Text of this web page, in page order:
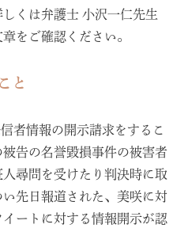
くは弁護士 小沢一仁先生
をご確認ください。
と
者情報の開示請求をするこ
告の名誉毀損事件の被害者
尋問を受けたり判決時に取
先日報道された、美咲に対
ートに対する情報開示が認